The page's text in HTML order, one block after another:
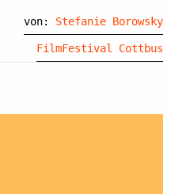
von: Stefanie Borowsky
FilmFestival Cottbus